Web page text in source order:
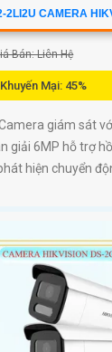
2LI2U CAMERA
Bán: Liên Hệ
Mại: 45%
giám sát
giải 6MP hỗ trợ
hiện chuyển